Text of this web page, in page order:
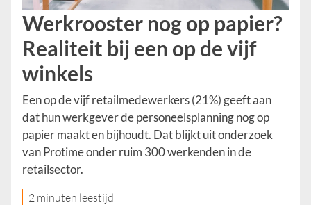
Werkrooster nog op papier?
Realiteit bij een op de vijf
winkels
Een op de vijf retailmedewerkers (21%) geeft aan
dat hun werkgever de personeelsplanning nog op
papier maakt en bijhoudt. Dat blijkt uit onderzoek
van Protime onder ruim 300 werkenden in de
retailsector.
2 minuten leestijd